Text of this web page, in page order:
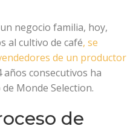
negocio familia, hoy,
al cultivo de café, se
de un productor
años consecutivos ha
Monde Selection.
de